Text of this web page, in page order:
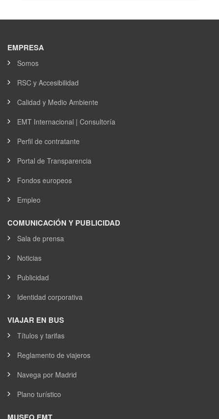
EMPRESA
Somos
RSC y Accesibilidad
Calidad y Medio Ambiente
EMT Internacional | Consultoría
Perfil de contratante
Portal de Transparencia
Fondos europeos
Empleo
COMUNICACIÓN Y PUBLICIDAD
Sala de prensa
Noticias
Publicidad
Identidad corporativa
VIAJAR EN BUS
Títulos y tarifas
Reglamento de viajeros
Navega por Madrid
Plano turístico